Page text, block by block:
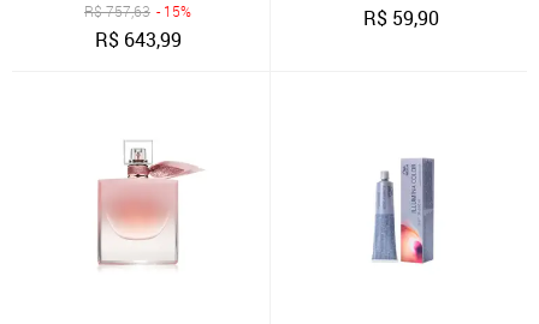
R$757,63 - 15%
R$ 643,99
R$ 59,90